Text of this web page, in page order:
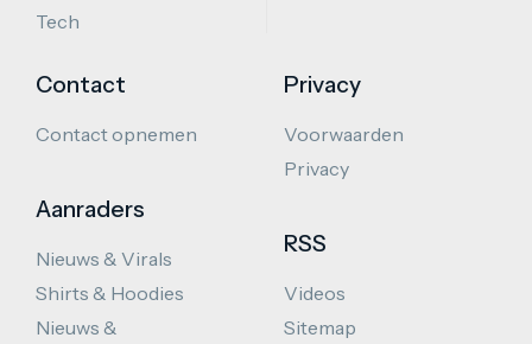
Tech
Contact
Contact opnemen
Aanraders
Nieuws & Virals
Shirts & Hoodies
Nieuws &
Privacy
Voorwaarden
Privacy
RSS
Videos
Sitemap